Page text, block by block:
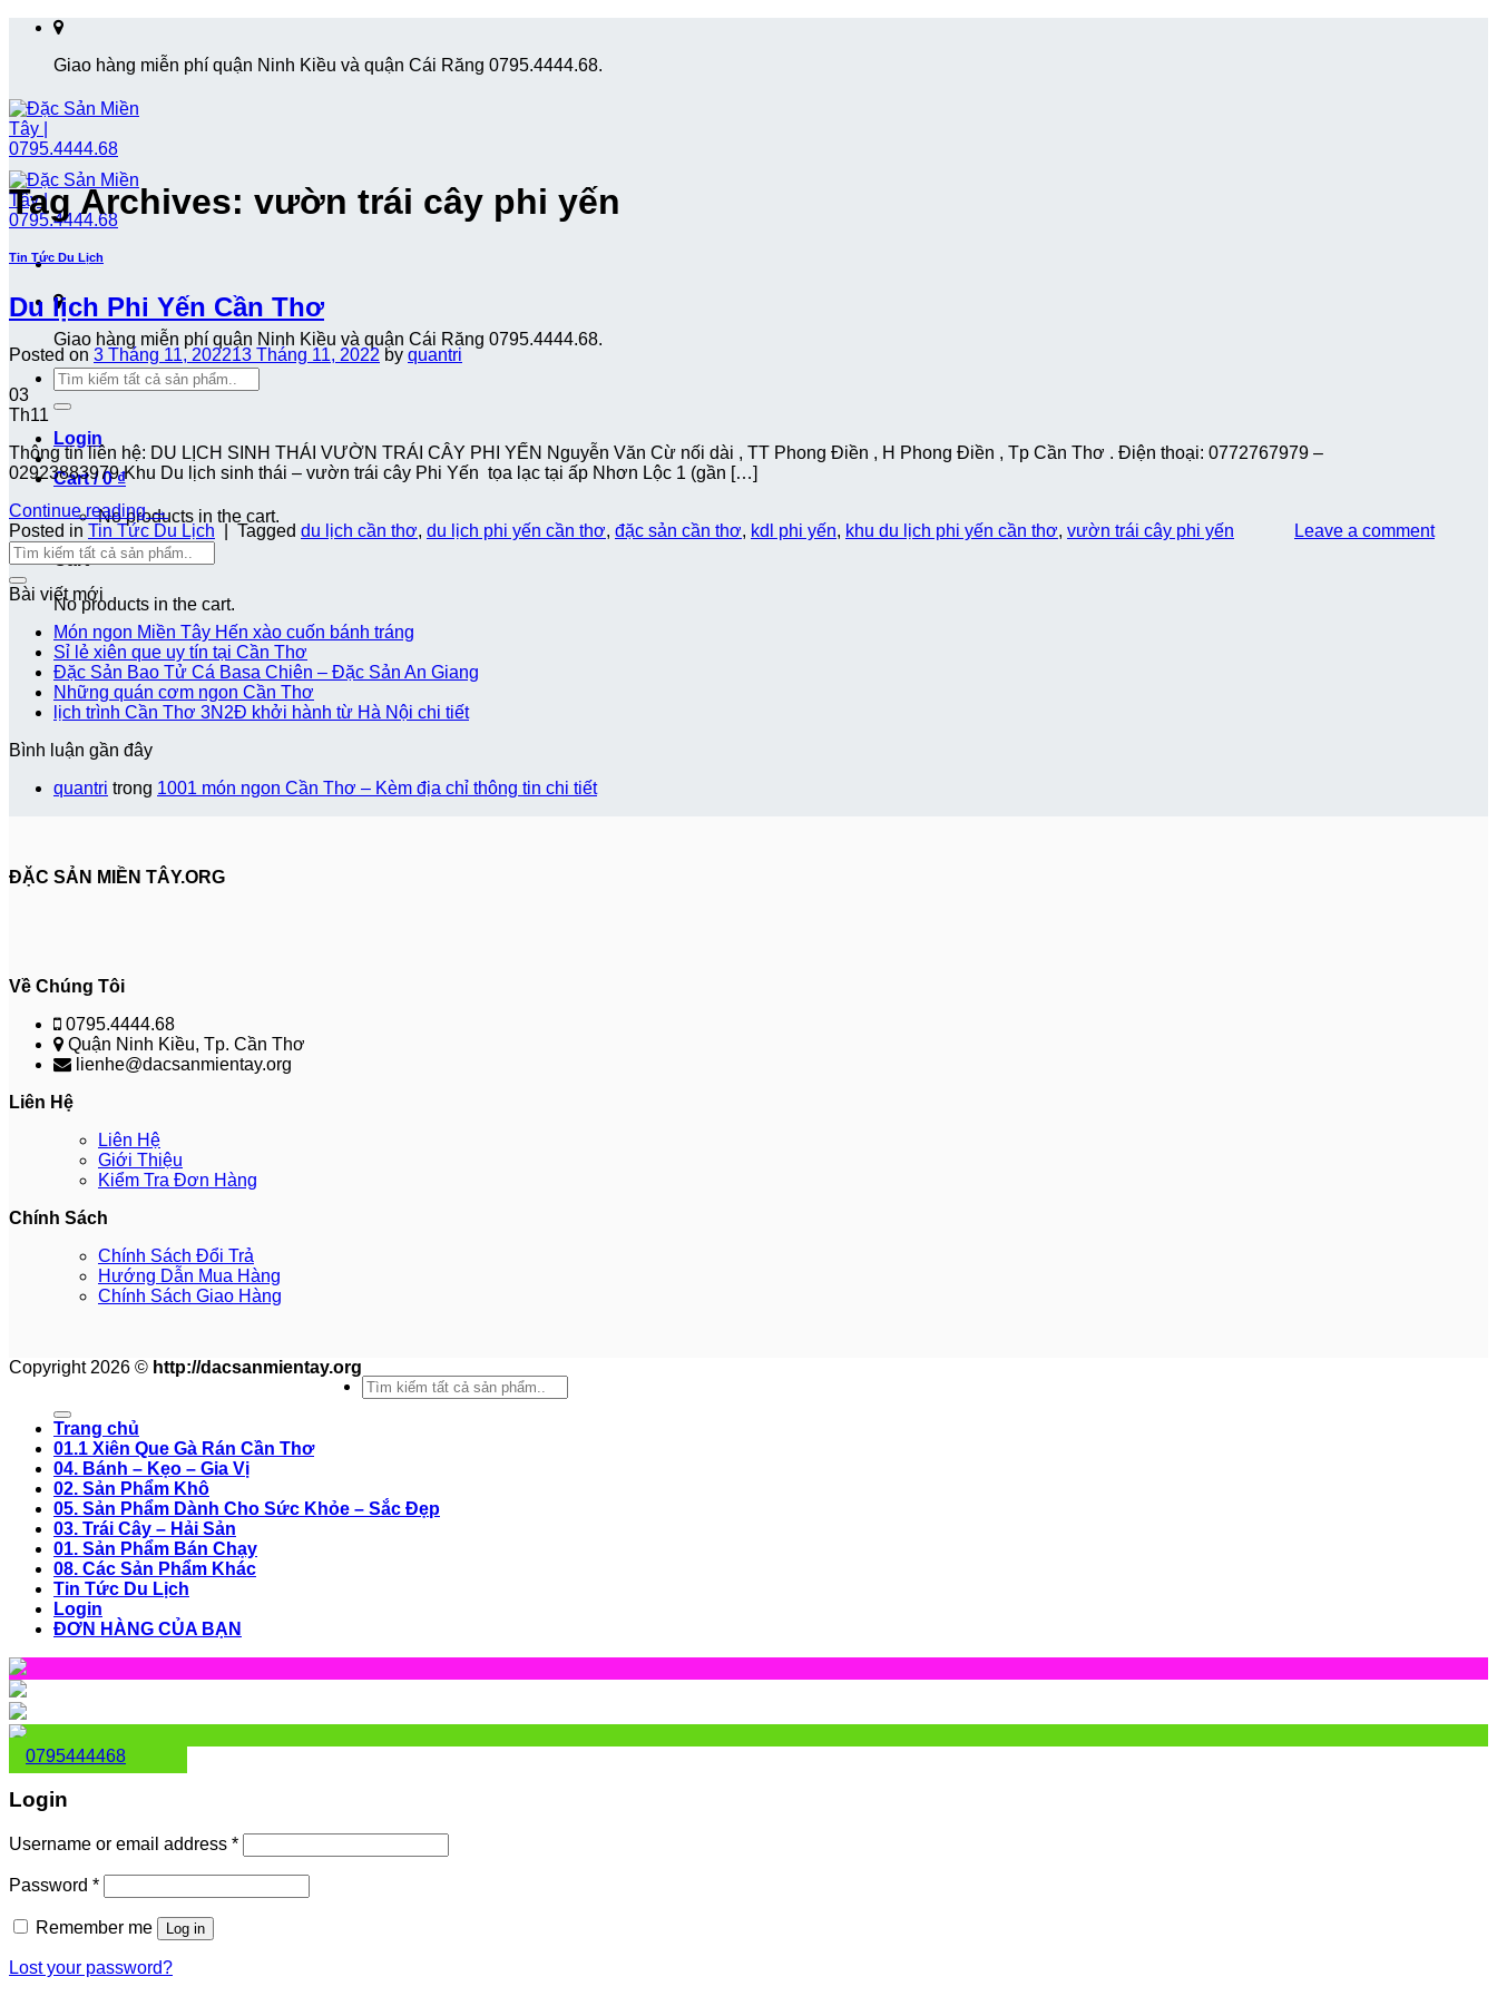
Skip
contentGiao hàng miễn phí quận Ninh Kiều và quận Cái Răng 0795.4444.68.
Giao hàng miễn phí quận Ninh Kiều và quận Cái Răng 0795.4444.68.
Search
for:
Login
Cart /0₫
No products in the cart.
Cart
No products in the cart.
Tag Archives: vườn trái cây phi yến
Tin Tức Du Lịch
Du lịch Phi Yến Cần Thơ
Posted on 3 Tháng 11, 202213 Tháng 11, 2022 by quantri
03
Th11
Thông tin liên hệ: DU LỊCH SINH THÁI VƯỜN TRÁI CÂY PHI YẾN Nguyễn Văn Cừ nối dài , TT Phong Điền , H Phong Điền , Tp Cần Thơ . Điện thoại: 0772767979 –
02923883979 Khu Du lịch sinh thái – vườn trái cây Phi Yến tọa lạc tại ấp Nhơn Lộc 1 (gần […]
Continue reading→
Posted in Tin Tức Du Lịch Tagged du lịch cần thơ, du lịch phi yến cần thơ, đặc sản cần thơ, kdl phi yến, khu du lịch phi yến cần thơ, vườn trái cây phi yến Leave a comment
Bài viết mới
Món ngon Miền Tây Hến xào cuốn bánh tráng
Sỉ lẻ xiên que uy tín tại Cần Thơ
Đặc Sản Bao Tử Cá Basa Chiên – Đặc Sản An Giang
Những quán cơm ngon Cần Thơ
lịch trình Cần Thơ 3N2Đ khởi hành từ Hà Nội chi tiết
Bình luận gần đây
quantri trong 1001 món ngon Cần Thơ – Kèm địa chỉ thông tin chi tiết
ĐẶC SẢN MIỀN TÂY.ORG
Về Chúng Tôi
0795.4444.68
Quận Ninh Kiều, Tp. Cần Thơ
lienhe@dacsanmientay.org
Liên Hệ
Liên Hệ
Giới Thiệu
Kiểm Tra Đơn Hàng
Chính Sách
Chính Sách Đổi Trả
Hướng Dẫn Mua Hàng
Chính Sách Giao Hàng
Copyright 2026 © http://dacsanmientay.org
Search
for:
Trang chủ
01.1 Xiên Que Gà Rán Cần Thơ
04. Bánh – Kẹo – Gia Vị
02. Sản Phẩm Khô
05. Sản Phẩm Dành Cho Sức Khỏe – Sắc Đẹp
03. Trái Cây – Hải Sản
01. Sản Phẩm Bán Chạy
08. Các Sản Phẩm Khác
Tin Tức Du Lịch
Login
ĐƠN HÀNG CỦA BẠN
0795444468
Login
Username or email address *
Password *
Remember me Log in
Lost your password?